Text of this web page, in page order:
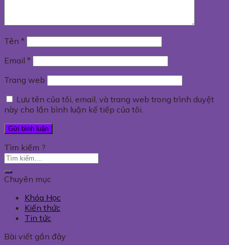
Tên *
Email *
Trang web
Lưu tên của tôi, email, và trang web trong trình duyệt
này cho lần bình luận kế tiếp của tôi.
Tìm kiếm ?
Chuyên mục
Khóa Học
Kiến thức
Tin tức
Bài viết gần đây